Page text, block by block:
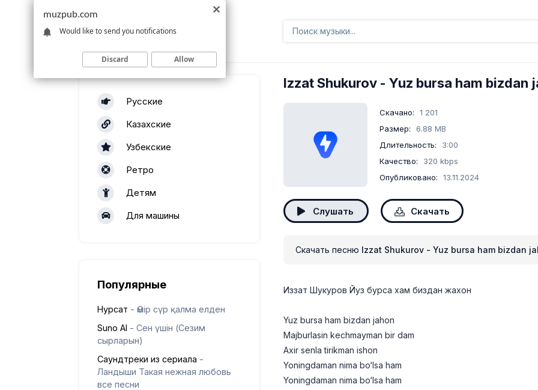
Русские
Казахские
Узбекские
Ретро
Детям
Для машины
Популярные
Нурсат - Өмір сүр қалма елден
Suno AI - Сен үшін (Сезим
сырларын)
Саундтреки из сериала -
Ландыши Такая нежная любовь
все песни
Izzat Shukurov - Yuz bursa ham bizdan
Скачано:
1 201
Размер:
6.88 MB
Длительность:
3:00
Качество:
320 kbps
Опубликовано:
13.11.2024
Слушать Скачать
Скачать песню Izzat Shukurov - Yuz bursa ham bizdan
Иззат Шукуров Йуз бурса хам биздан жахон
Yuz bursa ham bizdan jahon
Majburlasin kechmayman bir dam
Axir senla tirikman ishon
Yoningdaman nima bo‘lsa ham
Yoningdaman nima bo‘lsa ham
muzpub.com
Would like to send you notifications
Discard Allow